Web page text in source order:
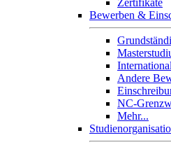
Zertifikate
Bewerben &
Andere
NC-
Mehr...